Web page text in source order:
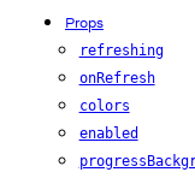
Props
refreshing
onRefresh
colors
enabled